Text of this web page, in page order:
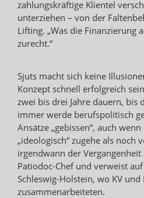
zahlungskräftige Klientel
unterziehen – von der
Lifting. „Was die Finanzierung
zurecht.“
Sjuts macht sich keine
Konzept schnell erfolgreich
zwei bis drei Jahre dauern, bis
immer werde berufspolitisch
Ansätze „gebissen“, auch
„ideologisch“ zugehe als noch
irgendwann der Vergangenheit
Patiodoc-Chef und verweist
Schleswig-Holstein, wo KV
zusammenarbeiteten.